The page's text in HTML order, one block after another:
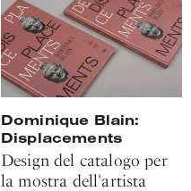
Dominique Blain:
Displacements
Design del catalogo per
la mostra dell'artista